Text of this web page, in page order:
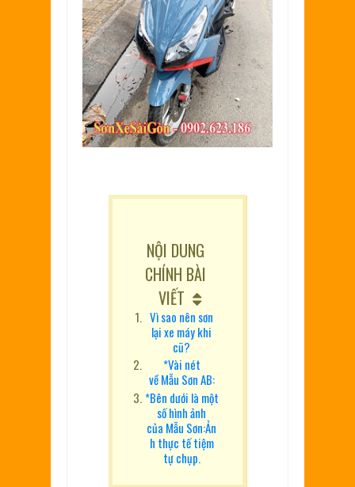
NỘI DUNG
CHÍNH BÀI
VIẾT
Vì sao nên sơn
lại xe máy khi
cũ?
*Vài nét
về Mẫu Sơn AB:
*Bên dưới là một
số hình ảnh
của Mẫu Sơn:Ản
h thực tế tiệm
tự chụp.